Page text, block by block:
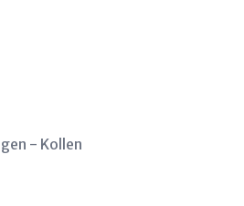
- Kollen